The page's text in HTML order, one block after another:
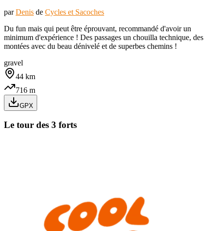
parDenis de Cycles et Sacoches
Du fun mais qui peut être éprouvant, recommandé d'avoir un
minimum d'expérience ! Des passages un chouilla technique, des
montées avec du beau dénivelé et de superbes chemins !
gravel
44 km
716 m
GPX
Le tour des 3 forts